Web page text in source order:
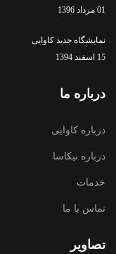
01 مرداد 1396
نمایشگاه جدید کاوایی
15 اسفند 1394
درباره ما
درباره کاوایی
درباره نیکاسا
خدمات
تماس با ما
تصاویر